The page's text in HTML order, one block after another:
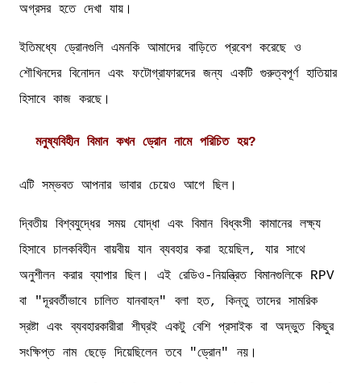
অগ্রসর হতে দেখা যায়।
ইতিমধ্যে ড্রোনগুলি এমনকি আমাদের বাড়িতে প্রবেশ করেছে ও
শৌখিনদের বিনোদন এবং ফটোগ্রাফারদের জন্য একটি গুরুত্বপূর্ণ হাতিয়ার
হিসাবে কাজ করছে।
মনুষ্যবিহীন বিমান কখন ড্রোন নামে পরিচিত হয়?
এটি সম্ভবত আপনার ভাবার চেয়েও আগে ছিল।
দ্বিতীয় বিশ্বযুদ্ধের সময় যোদ্ধা এবং বিমান বিধ্বংসী কামানের লক্ষ্য
হিসাবে চালকবিহীন বায়বীয় যান ব্যবহার করা হয়েছিল, যার সাথে
অনুশীলন করার ব্যাপার ছিল। এই রেডিও-নিয়ন্ত্রিত বিমানগুলিকে RPV
বা "দূরবর্তীভাবে চালিত যানবাহন" বলা হত, কিন্তু তাদের সামরিক
স্রষ্টা এবং ব্যবহারকারীরা শীঘ্রই একটু বেশি প্রসাইক বা অদ্ভুত কিছুর
সংক্ষিপ্ত নাম ছেড়ে দিয়েছিলেন তবে "ড্রোন" নয়।